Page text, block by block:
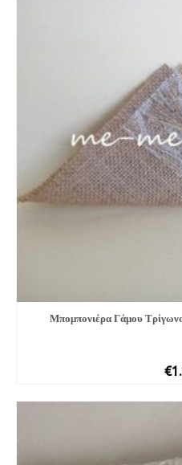
Μπομπονιέ­ρα Γάμου
€